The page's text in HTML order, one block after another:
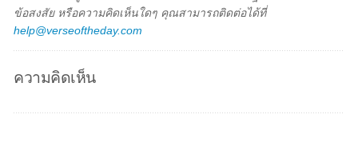
ข้อสงสัย หรือความคิดเห็นใดๆ คุณสามารถติดต่อได้ที่
help@verseoftheday.com
ความคิดเห็น